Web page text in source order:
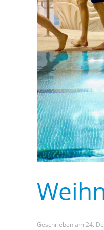
Geschrieben am 24.